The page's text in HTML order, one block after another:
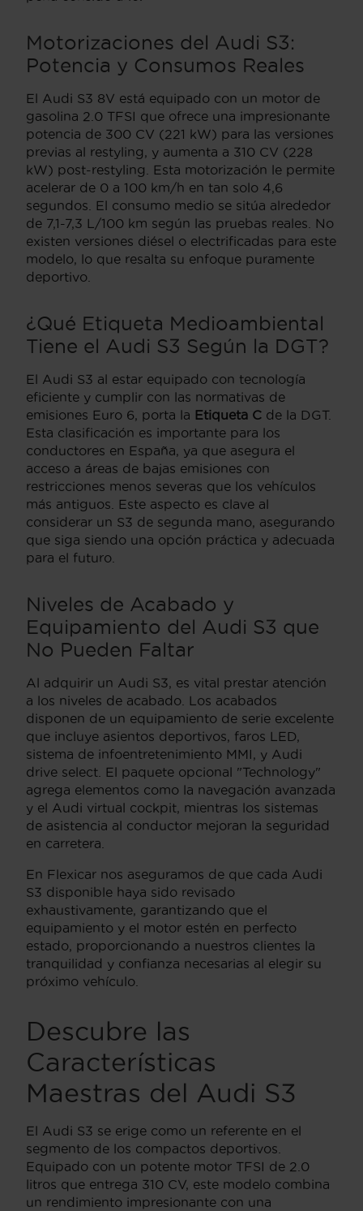
Motorizaciones del Audi S3:
Potencia y Consumos Reales
El Audi S3 8V está equipado con un motor de
gasolina 2.0 TFSI que ofrece una impresionante
potencia de 300 CV (221 kW) para las versiones
previas al restyling, y aumenta a 310 CV (228
kW) post-restyling. Esta motorización le permite
acelerar de 0 a 100 km/h en tan solo 4,6
segundos. El consumo medio se sitúa alrededor
de 7,1-7,3 L/100 km según las pruebas reales. No
existen versiones diésel o electrificadas para este
modelo, lo que resalta su enfoque puramente
deportivo.
¿Qué Etiqueta Medioambiental
Tiene el Audi S3 Según la DGT?
El Audi S3 al estar equipado con tecnología
eficiente y cumplir con las normativas de
emisiones Euro 6, porta la Etiqueta C de la DGT.
Esta clasificación es importante para los
conductores en España, ya que asegura el
acceso a áreas de bajas emisiones con
restricciones menos severas que los vehículos
más antiguos. Este aspecto es clave al
considerar un S3 de segunda mano, asegurando
que siga siendo una opción práctica y adecuada
para el futuro.
Niveles de Acabado y
Equipamiento del Audi S3 que
No Pueden Faltar
Al adquirir un Audi S3, es vital prestar atención
a los niveles de acabado. Los acabados
disponen de un equipamiento de serie excelente
que incluye asientos deportivos, faros LED,
sistema de infoentretenimiento MMI, y Audi
drive select. El paquete opcional "Technology"
agrega elementos como la navegación avanzada
y el Audi virtual cockpit, mientras los sistemas
de asistencia al conductor mejoran la seguridad
en carretera.
En Flexicar nos aseguramos de que cada Audi
S3 disponible haya sido revisado
exhaustivamente, garantizando que el
equipamiento y el motor estén en perfecto
estado, proporcionando a nuestros clientes la
tranquilidad y confianza necesarias al elegir su
próximo vehículo.
Descubre las
Características
Maestras del Audi S3
El Audi S3 se erige como un referente en el
segmento de los compactos deportivos.
Equipado con un potente motor TFSI de 2.0
litros que entrega 310 CV, este modelo combina
un rendimiento impresionante con una